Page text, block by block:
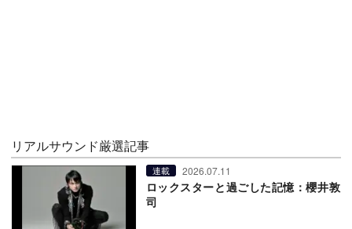
リアルサウンド厳選記事
連載 2026.07.11
ロックスターと過ごした記憶：櫻井敦
司